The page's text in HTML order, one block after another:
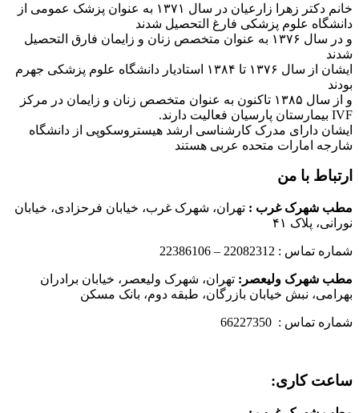
خانم دکتر زهرا زارعیان در سال ۱۳۷۱ به عنوان پزشک عمومی از
دانشگاه علوم پزشکی فارغ التحصیل شدند
و در سال ۱۳۷۶ به عنوان متخصص زنان و زایمان فارق التحصیل
شدند
ایشان از سال ۱۳۷۶ تا ۱۳۸۴ استادیار دانشگاه علوم پزشکی جهرم
بودند
و از سال ۱۳۸۵ تاکنون به عنوان متخصص زنان و زایمان در مرکز
IVF بیمارستان پارسیان فعالیت دارند.
ایشان دارای مدرک کارشناسی ارشد هیستروسکوپی از دانشگاه
شارجه امارات متحده عربی هستند
ارتباط با من
مطب شهرک غرب : تهران، شهرک غرب، خیابان فرحزادی، خیابان
نورانی، پلاک ۴۱
شماره تماس : 22082312 – 22386106
مطب شهرک ولیعصر: تهران، شهرک ولیعصر، خیابان برادران
بهرامی، نبش خیابان بازرگان، طبقه دوم، بانک مسکن
شماره تماس : 66227350
ساعت کاری: